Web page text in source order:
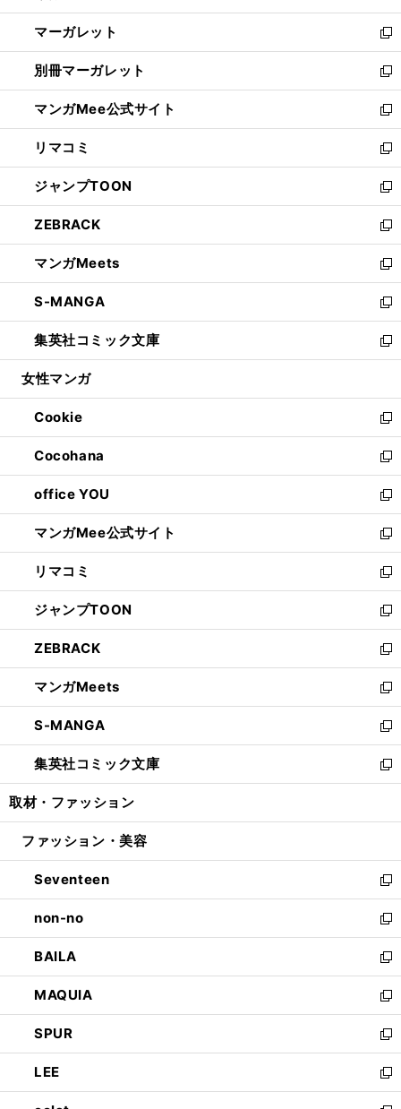
開
く
ウ
で
開
く
ン
ド
ウ
で
開
く
し
い
ウ
ィ
ン
ド
ウ
で
開
く
マーガレット
新
し
い
ウ
ィ
ン
ド
ウ
で
開
く
別冊マーガレット
新
し
い
ウ
ィ
ン
ド
ウ
で
開
く
マンガMee公式サイト
新
し
い
ウ
ィ
ン
ド
ウ
で
開
く
リマコミ
新
し
い
ウ
ィ
ン
ド
ウ
で
開
く
ジャンプTOON
新
し
い
ウ
ィ
ン
ド
ウ
で
開
ZEBRACK
新
し
い
ウ
ィ
ン
ド
ウ
開
く
マンガMeets
新
し
い
ウ
ィ
ン
ウ
で
開
く
S-MANGA
新
し
い
ウ
ン
ド
ウ
で
開
く
集英社コミック文庫
新
し
ウ
ィ
ン
ド
ウ
で
開
く
女性マンガ
Cookie
新
し
い
ウ
ィ
ン
ド
ウ
で
開
く
Cocohana
新
し
い
ウ
ィ
ン
ド
ウ
で
開
く
office YOU
新
し
い
ウ
ィ
ン
ド
ウ
で
開
く
マンガMee公式サイト
新
し
い
ウ
ィ
ン
ド
ウ
で
開
く
リマコミ
新
し
い
ウ
ィ
ン
ド
ウ
で
開
く
ジャンプTOON
新
し
い
ウ
ィ
ン
ド
ウ
で
開
ZEBRACK
新
し
い
ウ
ィ
ン
ド
ウ
開
マンガMeets
新
し
い
ウ
ィ
ン
ウ
開
く
S-MANGA
新
し
い
ウ
ン
ウ
で
開
く
集英社コミック文庫
新
し
ウ
ン
ド
ウ
で
開
く
取材・ファッション
ファッション・美容
Seventeen
新
し
い
ウ
ィ
ン
ド
ウ
で
開
く
non-no
新
し
い
ウ
ィ
ン
ド
ウ
で
開
BAILA
新
し
い
ウ
ィ
ン
ド
ウ
MAQUIA
新
し
い
ウ
ィ
ン
SPUR
新
し
い
ウ
LEE
新
し